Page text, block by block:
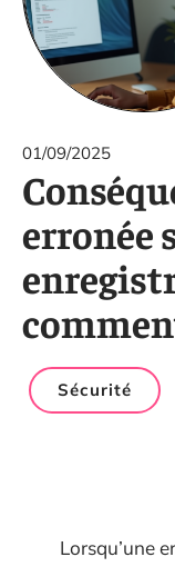
01/09/2025
erronée
Sécurité
Lorsqu’une